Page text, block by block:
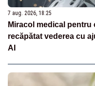
7 aug. 2026, 18:25
Miracol medical pentru
recăpătat vederea cu
AI